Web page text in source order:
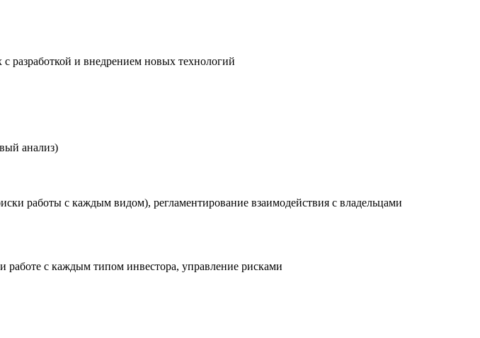
разработкой и внедрением новых технологий
анализ)
работы с каждым видом), регламентирование взаимодействия с владельцами
с каждым типом инвестора, управление рисками